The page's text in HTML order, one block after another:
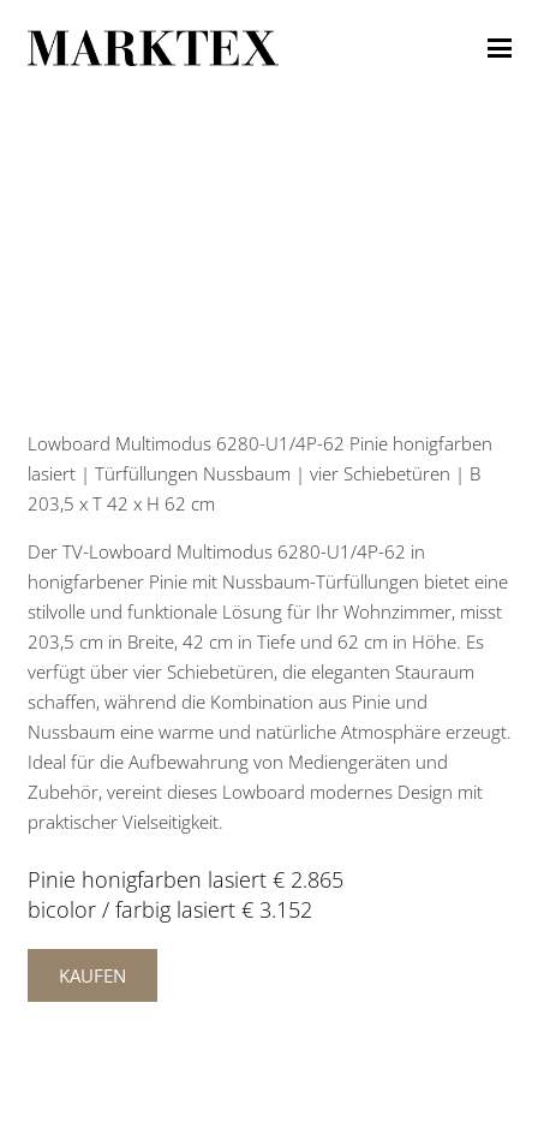
Lowboard Multimodus 6280-U1/4P-62 Pinie honigfarben
lasiert | Türfüllungen Nussbaum | vier Schiebetüren | B
203,5 x T 42 x H 62 cm
Der TV-Lowboard Multimodus 6280-U1/4P-62 in
honigfarbener Pinie mit Nussbaum-Türfüllungen bietet eine
stilvolle und funktionale Lösung für Ihr Wohnzimmer, misst
203,5 cm in Breite, 42 cm in Tiefe und 62 cm in Höhe. Es
verfügt über vier Schiebetüren, die eleganten Stauraum
schaffen, während die Kombination aus Pinie und
Nussbaum eine warme und natürliche Atmosphäre erzeugt.
Ideal für die Aufbewahrung von Mediengeräten und
Zubehör, vereint dieses Lowboard modernes Design mit
praktischer Vielseitigkeit.
Pinie honigfarben lasiert € 2.865
bicolor / farbig lasiert € 3.152
KAUFEN